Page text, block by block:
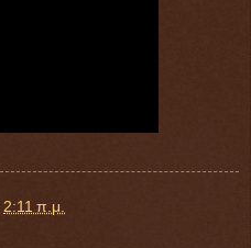
2:11 π.μ.